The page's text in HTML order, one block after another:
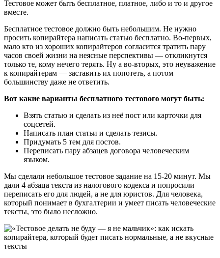
Тестовое может быть бесплатное, платное, либо и то и другое
вместе.
Бесплатное тестовое должно быть небольшим. Не нужно
просить копирайтера написать статью бесплатно. Во-первых,
мало кто из хороших копирайтеров согласится тратить пару
часов своей жизни на неясные перспективы — откликнутся
только те, кому нечего терять. Ну а во-вторых, это неуважение
к копирайтерам — заставить их попотеть, а потом
большинству даже не ответить.
Вот какие варианты бесплатного тестового могут быть:
Взять статью и сделать из неё пост или карточки для
соцсетей.
Написать план статьи и сделать тезисы.
Придумать 5 тем для постов.
Переписать пару абзацев договора человеческим
языком.
Мы сделали небольшое тестовое задание на 15-20 минут. Мы
дали 4 абзаца текста из налогового кодекса и попросили
переписать его для людей, а не для юристов. Для человека,
который понимает в бухгалтерии и умеет писать человеческие
тексты, это было несложно.